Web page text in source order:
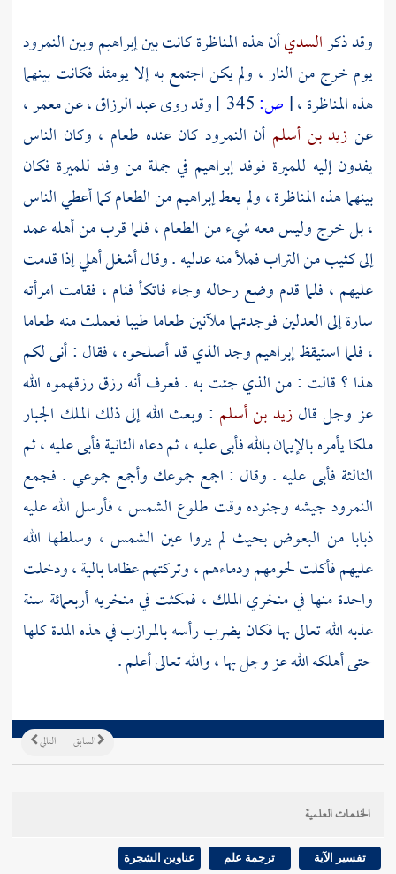
وقد ذكرالسديأن هذه المناظرة كانت بينإبراهيموبين النمرود
يوم خرج من النار ، ولم يكن اجتمع به إلا يومئذ فكانت بينهما
هذه المناظرة ،[ص: وقد روىعبد الرزاق، عنمعمر،
عن زيد بن أسلم أن النمرود كان عنده طعام ، وكان الناس
يفدون إليه للميرة فوفدإبراهيم في جملة من وفد للميرة فكان
بينهما هذه المناظرة ، ولم يعطإبراهيممن الطعام كما أعطي الناس
، بل خرج وليس معه شيء من الطعام ، فلما قرب من أهله عمد
إلى كثيب من التراب فملأ منه عدليه . وقال أشغل أهلي إذا قدمت
عليهم ، فلما قدم وضع رحاله وجاء فاتكأ فنام ، فقامت امرأته
سارة إلى العدلين فوجدتهما ملآنين طعاما طيبا فعملت منه طعاما
، فلما استيقظإبراهيموجد الذي قد أصلحوه ، فقال : أنى لكم
هذا ؟ قالت : من الذي جئت به . فعرف أنه رزق رزقهموه الله
عز وجل قالزيد بن أسلم : وبعث الله إلى ذلك الملك الجبار
ملكا يأمره بالإيمان بالله فأبى عليه ، ثم دعاه الثانية فأبى عليه ، ثم
الثالثة فأبى عليه . وقال : اجمع جموعك وأجمع جموعي . فجمع
النمرودجيشه وجنوده وقت طلوع الشمس ، فأرسل الله عليه
ذبابا من البعوض بحيث لم يروا عين الشمس ، وسلطها الله
عليهم فأكلت لحومهم ودماءهم ، وتركتهم عظاما بالية ، ودخلت
واحدة منها في منخري الملك ، فمكثت في منخريه أربعمائة سنة
عذبه الله تعالى بها فكان يضرب رأسه بالمرازب في هذه المدة كلها
حتى أهلكه الله عز وجل بها ، والله تعالى أعلم .
التالي السابق
الخدمات العلمية
تفسير الآية ترجمة علم عناوين الشجرة